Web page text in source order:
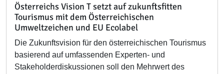
Österreichs Vision T setzt auf zukunftsfitten
Tourismus mit dem Österreichischen
Umweltzeichen und EU Ecolabel
Die Zukunftsvision für den österreichischen Tourismus
basierend auf umfassenden Experten- und
Stakeholderdiskussionen soll den Mehrwert des